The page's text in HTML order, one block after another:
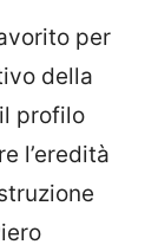
per
della
profilo
l’eredità